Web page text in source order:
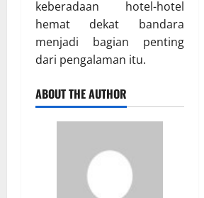
keberadaan hotel-hotel
hemat dekat bandara
menjadi bagian penting
dari pengalaman itu.
ABOUT THE AUTHOR